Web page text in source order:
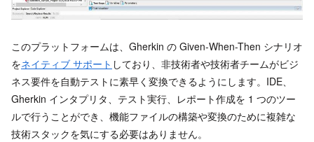
このプラットフォームは、Gherkin の Given-When-Then シナリオ
をネイティブ サポート しており、非技術者や技術者チームがビジ
ネス要件を自動テストに素早く変換できるようにします。IDE、
Gherkin インタプリタ、テスト実行、レポート作成を 1 つのツー
ルで行うことができ、機能ファイルの構築や変換のために複雑な
技術スタックを気にする必要はありません。